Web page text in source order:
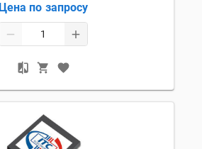
Цена по запросу